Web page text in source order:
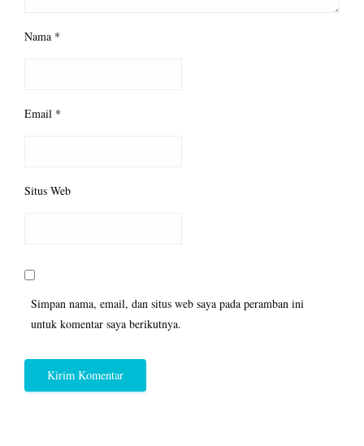
Nama *
Email *
Situs Web
Simpan nama, email, dan situs web saya pada peramban ini
untuk komentar saya berikutnya.